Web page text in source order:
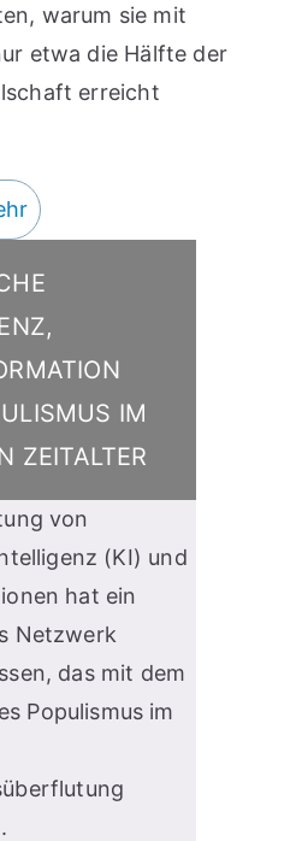
warum sie mit
etwa die Hälfte der
erreicht
IM
ZEITALTER
von
(KI) und
hat ein
Netzwerk
das mit dem
Populismus im